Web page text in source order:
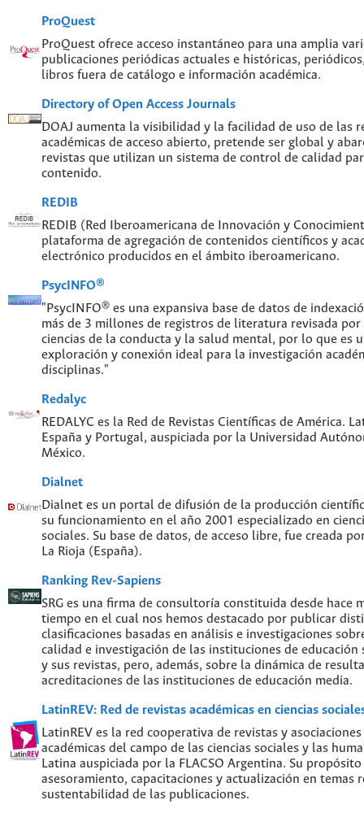
ProQuest
ProQuest ofrece acceso instantáneo para una amplia
publicaciones periódicas actuales e históricas,
libros fuera de catálogo e información académica.
Directory of Open Access Journals
DOAJ aumenta la visibilidad y la facilidad de uso de las
académicas de acceso abierto, pretende ser global y
revistas que utilizan un sistema de control de calidad
contenido.
REDIB
REDIB (Red Iberoamericana de Innovación y
plataforma de agregación de contenidos científicos y
electrónico producidos en el ámbito iberoamericano.
PsycINFO®
"PsycINFO® es una expansiva base de datos de
más de 3 millones de registros de literatura revisada por
ciencias de la conducta y la salud mental, por lo que es
exploración y conexión ideal para la investigación
disciplinas."
Redalyc
REDALYC es la Red de Revistas Científicas de América.
España y Portugal, auspiciada por la Universidad
México.
Dialnet
Dialnet es un portal de difusión de la producción
su funcionamiento en el año 2001 especializado en
sociales. Su base de datos, de acceso libre, fue creada
La Rioja (España).
Ranking Rev-Sapiens
SRG es una firma de consultoría constituida desde hace
tiempo en el cual nos hemos destacado por publicar
clasificaciones basadas en análisis e investigaciones
calidad e investigación de las instituciones de educación
y sus revistas, pero, además, sobre la dinámica de
acreditaciones de las instituciones de educación media.
LatinREV: Red de revistas académicas en ciencias
LatinREV es la red cooperativa de revistas y
académicas del campo de las ciencias sociales y las
Latina auspiciada por la FLACSO Argentina. Su
asesoramiento, capacitaciones y actualización en temas
sustentabilidad de las publicaciones.